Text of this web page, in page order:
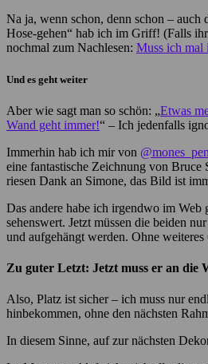
Na ja, wenn schon, denn schon – auch
Hose-gehen“ hab ich im Griff! (Falls
nochmal zum Nachlesen: Muss ich
Und es geht weiter
Aber wie sagt man so schön: „Etwas
Wand geht immer!“ – Ich jedenfalls
Immerhin hab ich mir von
eine fantastische Zeichnung von Bruce
riesen Dank an Simone, das Bild ist
Das andere habe ich irgendwo im Web
sehenswert. Jetzt müssen die beiden
und aufgehängt werden. Ohne weiteres
Zu guter Letzt: Jetzt muss er an die
Also, Platz ist sicher – ich muss nur
hinbekommen, ohne den nächsten
In diesem Sinne, auf zur nächsten